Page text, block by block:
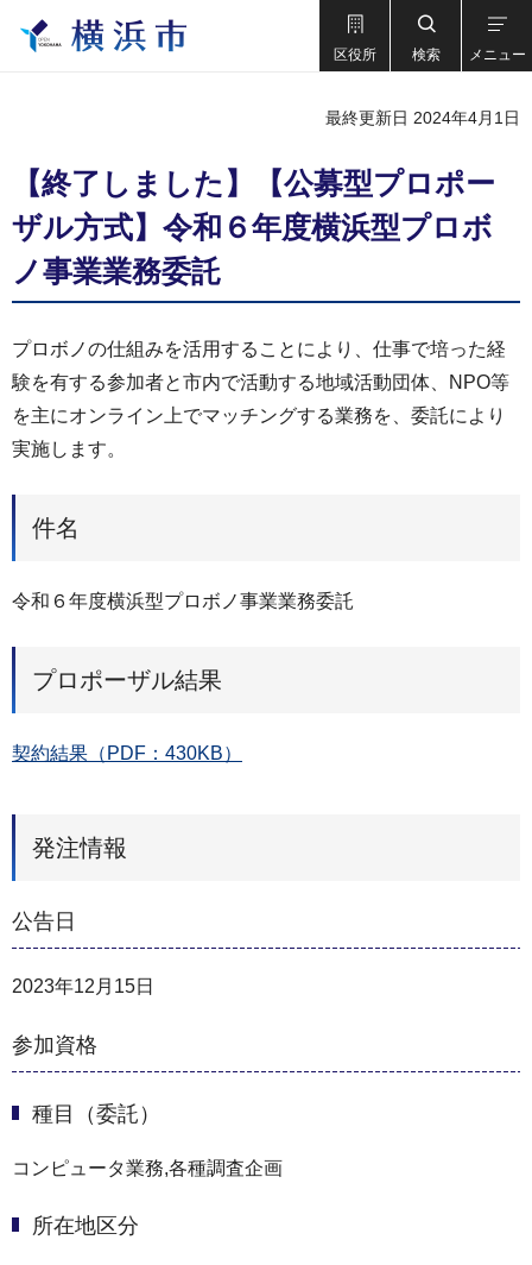
区役所 検索 メニュー
最終更新日 2024年4月1日
【終了しました】【公募型プロポー
ザル⽅式】令和６年度横浜型プロボ
ノ事業業務委託
プロボノの仕組みを活用することにより、仕事で培った経
験を有する参加者と市内で活動する地域活動団体、NPO等
を主にオンライン上でマッチングする業務を、委託により
実施します。
件名
令和６年度横浜型プロボノ事業業務委託
プロポーザル結果
契約結果（PDF：430KB）
発注情報
公告日
2023年12月15日
参加資格
種目（委託）
コンピュータ業務,各種調査企画
所在地区分